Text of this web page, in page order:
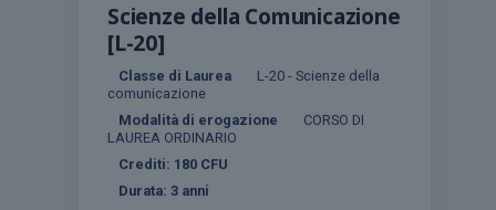
Scienze della Comunicazione
[L-20]
Classe di Laurea
L-20 - Scienze della
comunicazione
Modalità di erogazione
CORSO DI
LAUREA ORDINARIO
Crediti: 180 CFU
Durata: 3 anni